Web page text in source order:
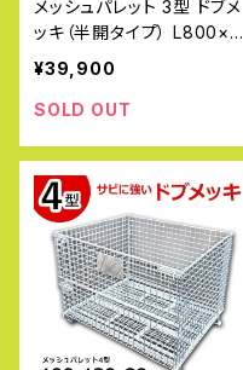
メッシュパレット 3型 ドブメ
ッキ（半開タイプ） L800×W
1000×H840mm 網目ピッ
チ50×50mm サビや腐食に
強いドブメッキ仕上げ
¥39,900
SOLD OUT